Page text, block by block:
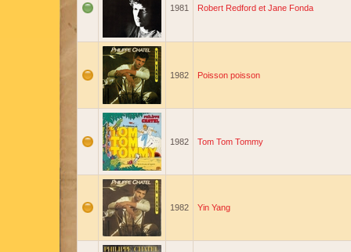
1981 Robert Redford et Jane Fonda
1982 Poisson poisson
1982 Tom Tom Tommy
1982 Yin Yang